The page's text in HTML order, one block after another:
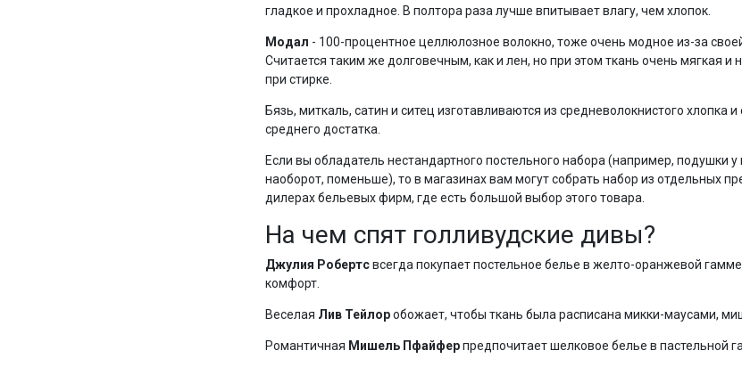
гладкое и прохладное. В полтора раза лучше впитывает влагу, чем хлопок.
Модал - 100-процентное целлюлозное волокно, тоже очень модное из-за
Считается таким же долговечным, как и лен, но при этом ткань очень мягкая
при стирке.
Бязь, миткаль, сатин и ситец изготавливаются из средневолокнистого хлопка
среднего достатка.
Если вы обладатель нестандартного постельного набора (например, подушки
наоборот, поменьше), то в магазинах вам могут собрать набор из отдельных
дилерах бельевых фирм, где есть большой выбор этого товара.
На чем спят голливудские дивы?
Джулия Робертсвсегда покупает постельное белье в желто-оранжевой
комфорт.
Веселая Лив Тейлоробожает, чтобы ткань была расписана микки-маусами,
Романтичная Мишель Пфайферпредпочитает шелковое белье в пастельной